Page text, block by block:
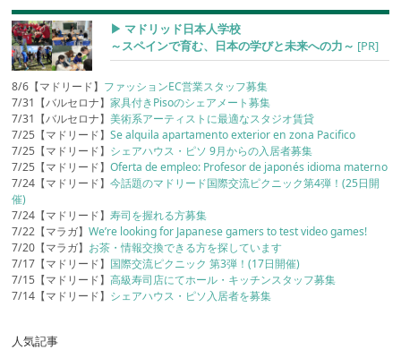
▶︎ マドリッド日本人学校
～スペインで育む、日本の学びと未来への力～ [PR]
8/6【マドリード】 ファッションEC営業スタッフ募集
7/31【バルセロナ】家具付きPisoのシェアメート募集
7/31【バルセロナ】美術系アーティストに最適なスタジオ賃貸
7/25【マドリード】Se alquila apartamento exterior en zona Pacifico
7/25【マドリード】 シェアハウス・ピソ 9月からの入居者募集
7/25【マドリード】Oferta de empleo: Profesor de japonés idioma materno
7/24【マドリード】今話題のマドリード国際交流ピクニック第4弾！(25日開
催)
7/24【マドリード】寿司を握れる方募集
7/22【マラガ】We’re looking for Japanese gamers to test video games!
7/20【マラガ】 お茶・情報交換できる方を探しています
7/17【マドリード】 国際交流ピクニック 第3弾！(17日開催)
7/15【マドリード】高級寿司店にてホール・キッチンスタッフ募集
7/14【マドリード】 シェアハウス・ピソ入居者を募集
人気記事